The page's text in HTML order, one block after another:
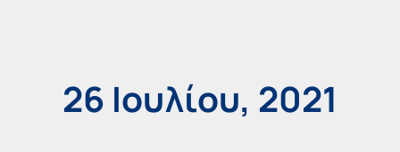
26 Ιουλίου, 2021